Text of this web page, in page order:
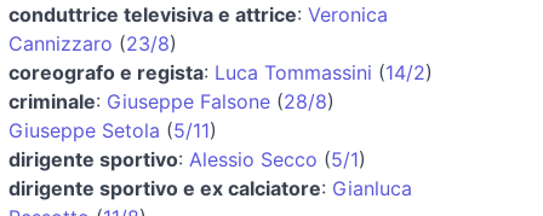
conduttrice televisiva e attrice: Veronica
Cannizzaro (23/8)
coreografo e regista: Luca Tommassini (14/2)
criminale: Giuseppe Falsone (28/8)
Giuseppe Setola (5/11)
dirigente sportivo: Alessio Secco (5/1)
dirigente sportivo e ex calciatore: Gianluca